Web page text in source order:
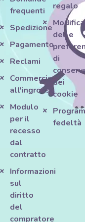
frequenti
Spedizione
Pagamento
Reclami
Commercio
all'ingrosso
Modulo
per il
recesso
dal
contratto
Informazioni
sul
diritto
del
compratore
regalo
Modifica
delle
di
dei
cookie
fedeltà